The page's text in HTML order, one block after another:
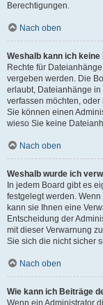
Berechtigungen.
Nach oben
Weshalb kann ich
Rechte für
vergeben werden. Die
erlaubt, Dateianhänge
verfassen möchten,
Sie können einen
wieso Sie keine
Nach oben
Weshalb wurde ich
In jedem Board gibt es
festgelegt werden.
kann sie Ihnen eine
Entscheidung der
mit dieser Verwarnung
Sie sich die nicht sicher
Nach oben
Wie kann ich Beiträge
Wenn ein Administrator